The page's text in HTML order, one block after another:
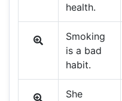
health.
Smoking
is a bad
habit.
She